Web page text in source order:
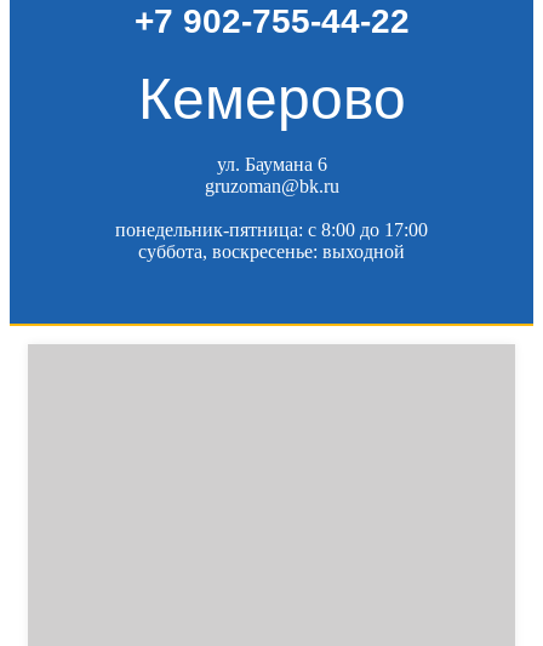
+7 902-755-44-22
Кемерово
ул. Баумана 6
gruzoman@bk.ru
понедельник-пятница: c 8:00 до 17:00
суббота, воскресенье: выходной